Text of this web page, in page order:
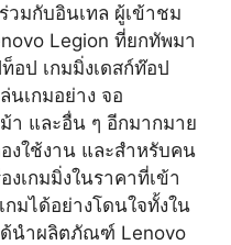
วมกับอินเทล ผู้เข้าชม
Legion ที่ยกทัพมา
อป เกมมิ่งเดสก์ท๊อป
นเกมอย่าง จอ
า และอื่น ๆ อีกมากมาย
องใช้งาน และสำหรับคน
งเกมมิ่งในราคาที่เข้า
มได้อย่างโดนใจทั้งใน
ด้นำผลิตภัณฑ์ Lenovo